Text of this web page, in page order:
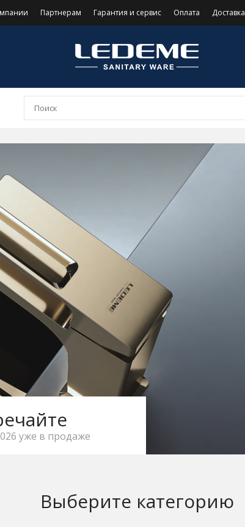
Партнерам Гарантия и сервис Оплата Доставка
уже в продаже
Выберите категорию